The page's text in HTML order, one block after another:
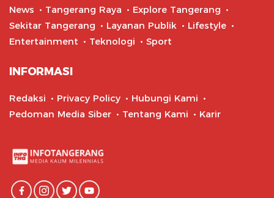
News Tangerang Raya
Explore Tangerang
Sekitar Tangerang
Layanan Publik
Lifestyle
Entertainment
Teknologi Sport
INFORMASI
Redaksi Privacy Policy
Hubungi Kami
Pedoman Media Siber
Tentang Kami Karir